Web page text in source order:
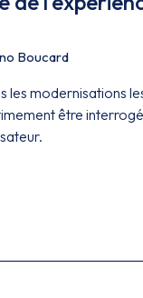
Boucard
les modernisations
être